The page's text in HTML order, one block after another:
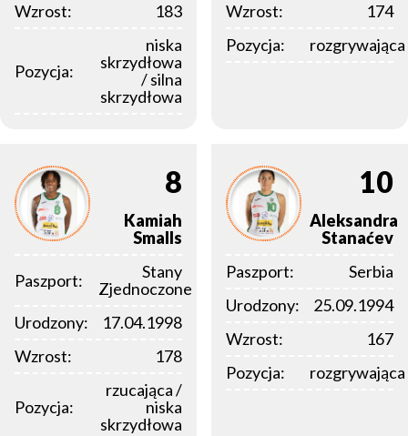
Wzrost:
183
Pozycja:
niska
skrzydłowa
/ silna
skrzydłowa
Wzrost:
174
Pozycja:
rozgrywająca
8
Kamiah
Smalls
Paszport:
Stany
Zjednoczone
Urodzony:
17.04.1998
Wzrost:
178
Pozycja:
rzucająca /
niska
skrzydłowa
10
Aleksandra
Stanaćev
Paszport:
Serbia
Urodzony:
25.09.1994
Wzrost:
167
Pozycja:
rozgrywająca